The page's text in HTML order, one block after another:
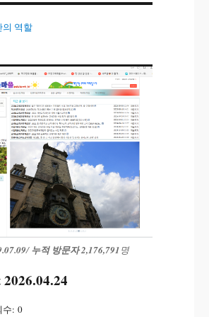
역할
/누적 방문자 2,176,791명
수:0